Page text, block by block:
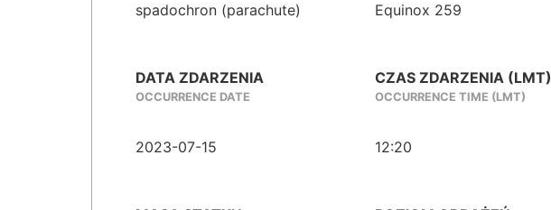
spadochron (parachute) Equinox 259
DATA ZDARZENIA
OCCURRENCE DATE
2023-07-15
CZAS ZDARZENIA (LMT)
OCCURRENCE TIME (LMT)
12:20